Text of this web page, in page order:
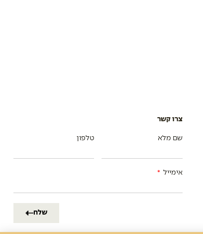
צרו קשר
שם מלא טלפון
אימייל
שלח